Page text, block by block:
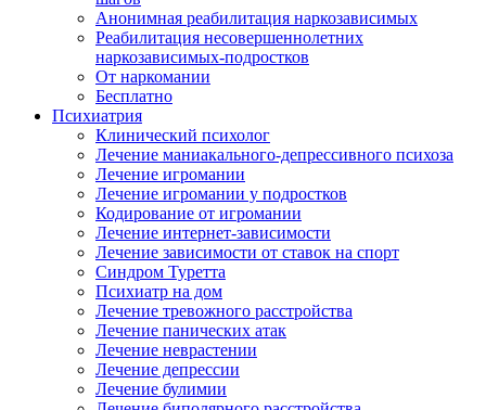
Анонимная реабилитация наркозависимых
Реабилитация несовершеннолетних
наркозависимых-подростков
От наркомании
Бесплатно
Психиатрия
Клинический психолог
Лечение маниакального-депрессивного психоза
Лечение игромании
Лечение игромании у подростков
Кодирование от игромании
Лечение интернет-зависимости
Лечение зависимости от ставок на спорт
Синдром Туретта
Психиатр на дом
Лечение тревожного расстройства
Лечение панических атак
Лечение неврастении
Лечение депрессии
Лечение булимии